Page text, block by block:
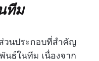
ทีม
วนประกอบที่สำคัญ
นธ์ในทีม เนื่องจาก